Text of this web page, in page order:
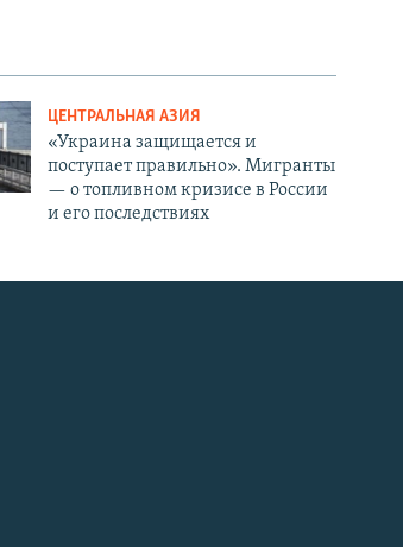
ЦЕНТРАЛЬНАЯ АЗИЯ
«Украина защищается и
поступает правильно». Мигранты
— о топливном кризисе в России
и его последствиях